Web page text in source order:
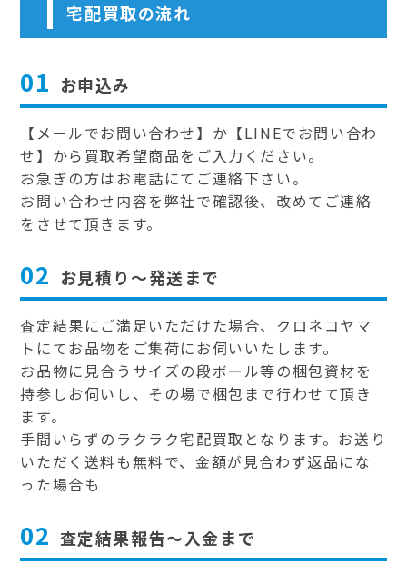
宅配買取の流れ
01 お申込み
【メールでお問い合わせ】か【LINEでお問い合わ
せ】から買取希望商品をご入力ください。
お急ぎの方はお電話にてご連絡下さい。
お問い合わせ内容を弊社で確認後、改めてご連絡
をさせて頂きます。
02 お見積り～発送まで
査定結果にご満足いただけた場合、クロネコヤマ
トにてお品物をご集荷にお伺いいたします。
お品物に見合うサイズの段ボール等の梱包資材を
持参しお伺いし、その場で梱包まで行わせて頂き
ます。
手間いらずのラクラク宅配買取となります。お送り
いただく送料も無料で、金額が見合わず返品にな
った場合も
02 査定結果報告～入金まで